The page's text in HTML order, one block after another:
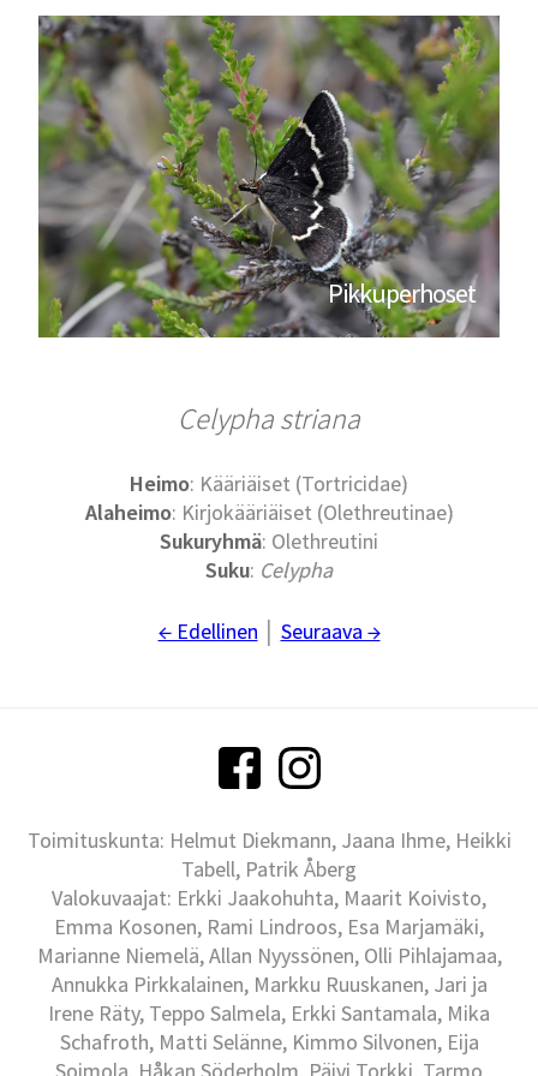
Pikkuperhoset
Celypha striana
Heimo: Kääriäiset (Tortricidae)
Alaheimo: Kirjokääriäiset (Olethreutinae)
Sukuryhmä: Olethreutini
Suku: Celypha
← Edellinen Seuraava →
Toimituskunta: Helmut Diekmann, Jaana Ihme, Heikki
Tabell, Patrik Åberg
Valokuvaajat: Erkki Jaakohuhta, Maarit Koivisto,
Emma Kosonen, Rami Lindroos, Esa Marjamäki,
Marianne Niemelä, Allan Nyyssönen, Olli Pihlajamaa,
Annukka Pirkkalainen, Markku Ruuskanen, Jari ja
Irene Räty, Teppo Salmela, Erkki Santamala, Mika
Schafroth, Matti Selänne, Kimmo Silvonen, Eija